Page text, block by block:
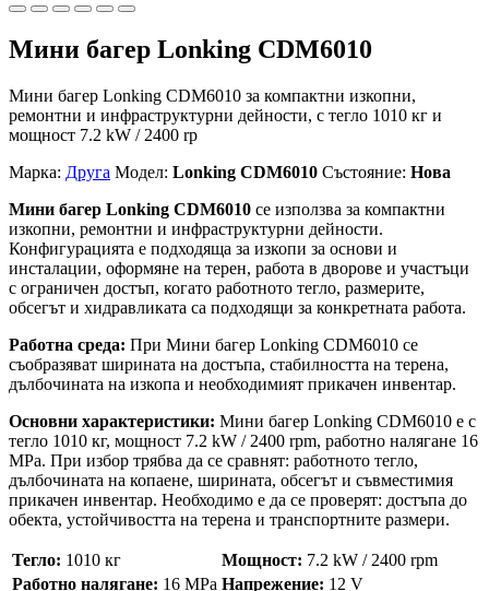
Мини багер Lonking CDM6010
Мини багер Lonking CDM6010 за компактни изкопни,
ремонтни и инфраструктурни дейности, с тегло 1010 кг и
мощност 7.2 kW / 2400 rp
Марка: Друга Модел: Lonking CDM6010 Състояние: Нова
Мини багер Lonking CDM6010 се използва за компактни
изкопни, ремонтни и инфраструктурни дейности.
Конфигурацията е подходяща за изкопи за основи и
инсталации, оформяне на терен, работа в дворове и участъци
с ограничен достъп, когато работното тегло, размерите,
обсегът и хидравликата са подходящи за конкретната работа.
Работна среда: При Мини багер Lonking CDM6010 се
съобразяват ширината на достъпа, стабилността на терена,
дълбочината на изкопа и необходимият прикачен инвентар.
Основни характеристики: Мини багер Lonking CDM6010 е с
тегло 1010 кг, мощност 7.2 kW / 2400 rpm, работно налягане 16
MPa. При избор трябва да се сравнят: работното тегло,
дълбочината на копаене, ширината, обсегът и съвместимия
прикачен инвентар. Необходимо е да се проверят: достъпа до
обекта, устойчивостта на терена и транспортните размери.
Тегло: 1010 кг Мощност: 7.2 kW / 2400 rpm
Работно налягане: 16 MPa Напрежение: 12 V